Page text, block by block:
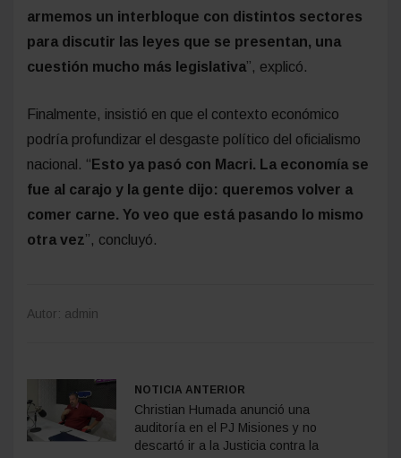
armemos un interbloque con distintos sectores
para discutir las leyes que se presentan, una
cuestión mucho más legislativa”, explicó.
Finalmente, insistió en que el contexto económico
podría profundizar el desgaste político del oficialismo
nacional. “ Esto ya pasó con Macri. La economía se
fue al carajo y la gente dijo: queremos volver a
comer carne. Yo veo que está pasando lo mismo
otra vez”, concluyó.
Autor: admin
NOTICIA ANTERIOR
Christian Humada anunció una
auditoría en el PJ Misiones y no
descartó ir a la Justicia contra la